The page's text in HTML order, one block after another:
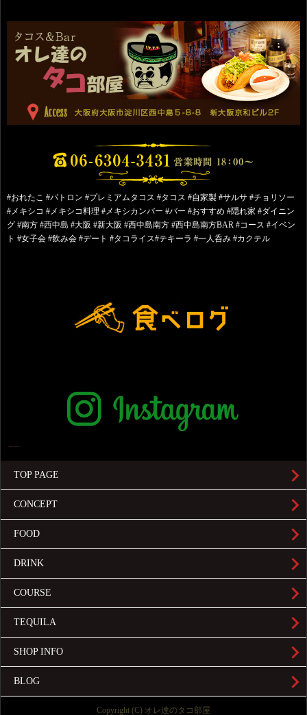
#おれたこ #パトロン #プレミアムタコス #タコス #自家製 #サルサ #チョリソー
#メキシコ #メキシコ料理 #メキシカンバー #バー #おすすめ #隠れ家 #ダイニン
グ #南方 #西中島 #大阪 #新大阪 #西中島南方 #西中島南方BAR #コース #イベン
ト #女子会 #飲み会 #デート #タコライス#テキーラ #一人呑み #カクテル
TOP PAGE
CONCEPT
FOOD
DRINK
COURSE
TEQUILA
SHOP INFO
BLOG
Copyright (C) オレ達のタコ部屋